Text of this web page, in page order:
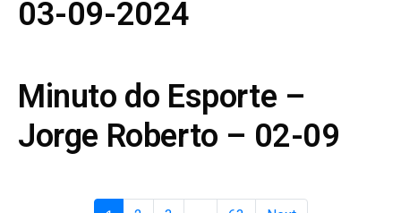
03-09-2024
Minuto do Esporte –
Jorge Roberto – 02-09